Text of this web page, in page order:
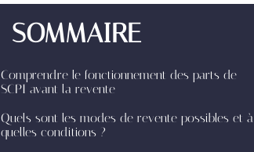
SOMMAIRE
Comprendre le fonctionnement des parts de
SCPI avant la revente
Quels sont les modes de revente possibles et à
quelles conditions ?